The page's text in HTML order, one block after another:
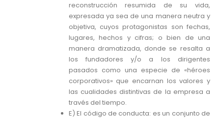
reconstrucción resumida de su vida,
expresada ya sea de una manera neutra y
objetiva, cuyos protagonistas son fechas,
lugares, hechos y cifras; o bien de una
manera dramatizada, donde se resalta a
los fundadores y/o a los dirigentes
pasados como una especie de «héroes
corporativos» que encarnan los valores y
las cualidades distintivas de la empresa a
través del tiempo.
E) El código de conducta: es un conjunto de